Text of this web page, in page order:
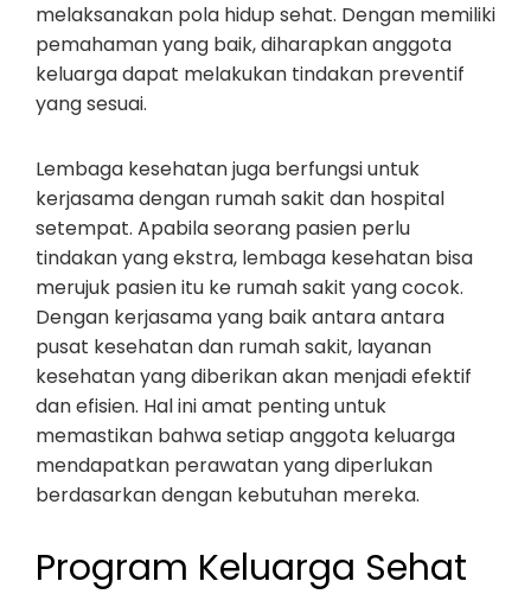
melaksanakan pola hidup sehat. Dengan memiliki
pemahaman yang baik, diharapkan anggota
keluarga dapat melakukan tindakan preventif
yang sesuai.
Lembaga kesehatan juga berfungsi untuk
kerjasama dengan rumah sakit dan hospital
setempat. Apabila seorang pasien perlu
tindakan yang ekstra, lembaga kesehatan bisa
merujuk pasien itu ke rumah sakit yang cocok.
Dengan kerjasama yang baik antara antara
pusat kesehatan dan rumah sakit, layanan
kesehatan yang diberikan akan menjadi efektif
dan efisien. Hal ini amat penting untuk
memastikan bahwa setiap anggota keluarga
mendapatkan perawatan yang diperlukan
berdasarkan dengan kebutuhan mereka.
Program Keluarga Sehat